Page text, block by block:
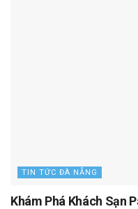
TIN TỨC ĐÀ NẴNG
Khám Phá Khách Sạn